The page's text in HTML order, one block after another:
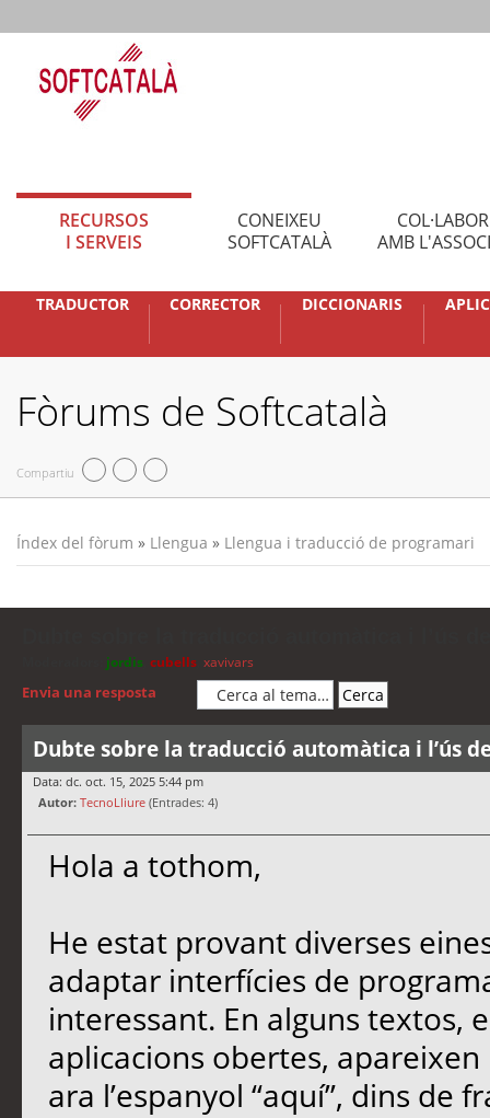
RECURSOS
I SERVEIS
CONEIXEU
SOFTCATALÀ
AMB
TRADUCTOR CORRECTOR DICCIONARIS
Fòrums de Softcatalà
Compartiu
Índex del fòrum » Llengua » Llengua i traducció de programari
jordis cubells xavivars
Envia una resposta
Dubte sobre la traducció automàtica i l’ús
Data: dc. oct. 15, 2025 5:44 pm
Autor: TecnoLliure (Entrades: 4)
Hola a tothom,
He estat provant diverses
adaptar interfícies de
interessant. En alguns textos,
aplicacions obertes,
ara l’espanyol “aquí”, dins de